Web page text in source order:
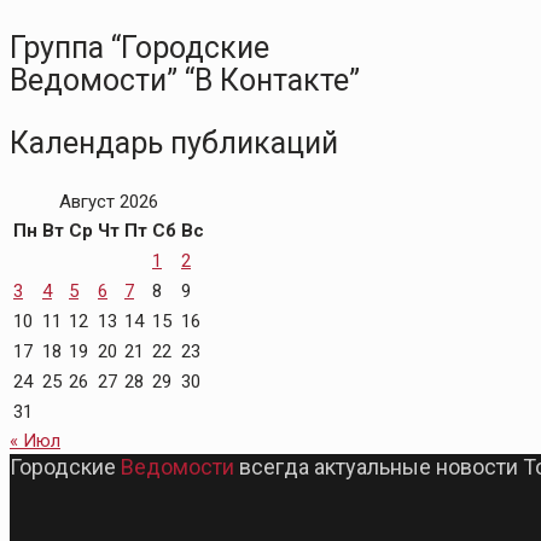
Группа “Городские
Ведомости” “В Контакте”
Календарь публикаций
Август 2026
Пн Вт Ср Чт Пт Сб Вс
1
2
3
4 5 6 7 8
9
10 11 12 13 14 15 16
17 18 19 20 21 22 23
24 25 26 27 28 29 30
31
« Июл
Городские Ведомости всегда актуальные новости